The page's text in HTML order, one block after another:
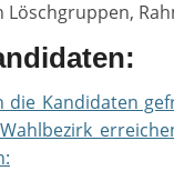
Löschgruppen,
die Kandidaten